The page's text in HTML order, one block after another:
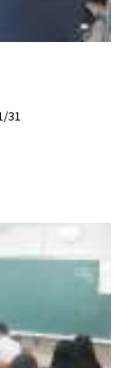
31